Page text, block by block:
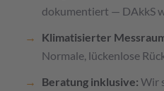
dokumentiert — DAkkS
Klimatisierter
Normale, lückenlose
Beratung inklusive: Wir